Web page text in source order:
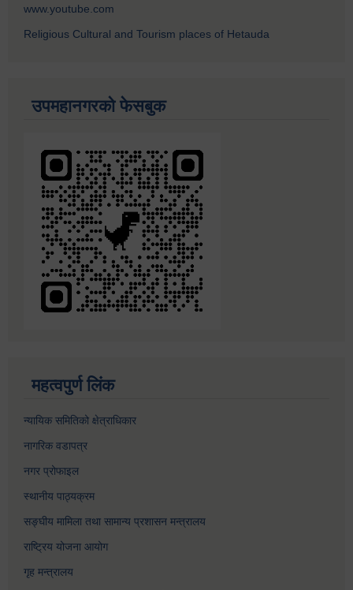
www.youtube.com
Religious Cultural and Tourism places of Hetauda
उपमहानगरको फेसबुक
महत्वपुर्ण लिंक
न्यायिक समितिको क्षेत्राधिकार
नागरिक वडापत्र
नगर प्रोफाइल
स्थानीय पाठ्यक्रम
सङ्घीय मामिला तथा सामान्य प्रशासन मन्त्रालय
राष्ट्रिय योजना आयोग
गृह मन्त्रालय